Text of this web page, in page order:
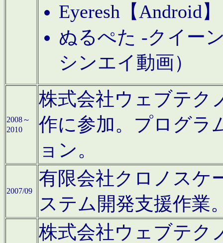
Eyeresh【Android
ぬるぺた -クイー
シンエイ動画）
2008～
2010
株式会社ウェブテク
作に参加。プログラ
ョン。
2007/09
有限会社クロノスケ
ステム開発支援作業
株式会社ウェブテク